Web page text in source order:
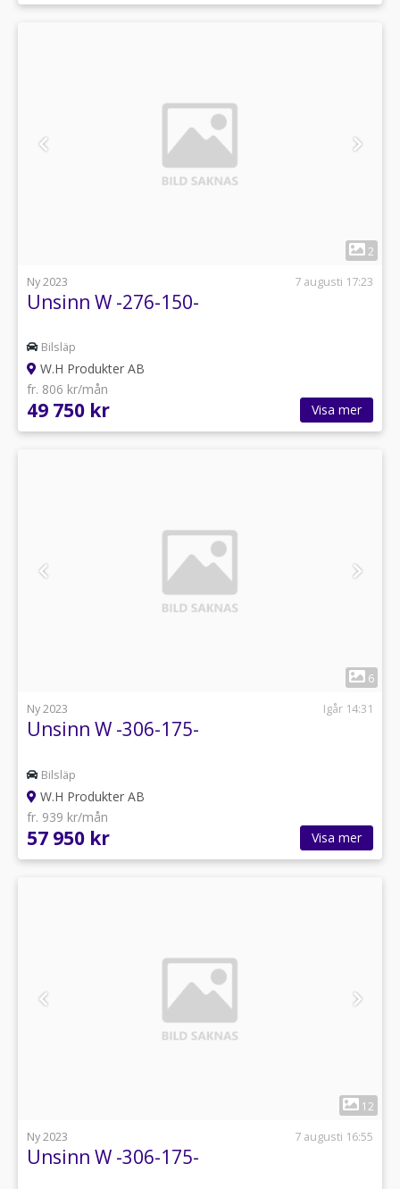
2
Ny 2023
7 augusti 17:23
Unsinn W -276-150-
Bilsläp
W.H Produkter AB
fr. 806 kr/mån
49 750 kr Visa mer
6
Ny 2023
Igår 14:31
Unsinn W -306-175-
Bilsläp
W.H Produkter AB
fr. 939 kr/mån
57 950 kr Visa mer
12
Ny 2023
7 augusti 16:55
Unsinn W -306-175-